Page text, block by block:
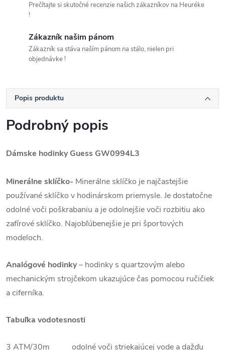
Prečítajte si skutočné recenzie našich zákazníkov na Heuréke
!
Zákazník našim pánom
Zákazník sa stáva naším pánom na stálo, nielen pri
objednávke !
Popis produktu
Podrobný popis
Dámske hodinky Guess GW0994L3
Minerálne sklíčko- Minerálne sklíčko je najčastejšie
používané sklíčko v hodinárskom priemysle. Je dostatočne
odolné voči poškrabaniu a je odolnejšie voči rozbitiu ako
zafírové sklíčko. Najobľúbenejšie je pri športových
modeloch.
Analógové hodinky– hodinky s quartzovým alebo
mechanickým strojčekom ukazujúce čas pomocou ručičiek
a ciferníka.
Tabuľka vodotesnosti
3 ATM/30m odolné voči striekajúcej vode a dažďu